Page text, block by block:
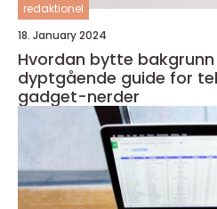
redaktionel
18. January 2024
Hvordan bytte bakgrunn
dyptgående guide for
gadget-nerder